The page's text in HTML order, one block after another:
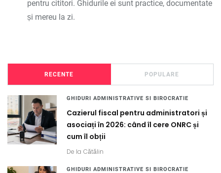
pentru cititori. Ghidurile ei sunt practice, documentate
și mereu la zi.
RECENTE POPULARE
GHIDURI ADMINISTRATIVE SI BIROCRATIE
Cazierul fiscal pentru administratori și
asociați în 2026: când îl cere ONRC și
cum îl obții
De la Cătălin
GHIDURI ADMINISTRATIVE SI BIROCRATIE